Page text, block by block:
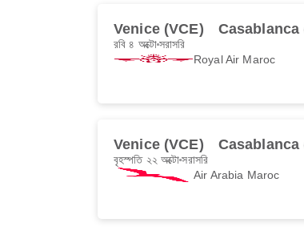
Venice (VCE) Casablanca
রবি ৪ অক্টোসরাসরি
Royal Air Maroc
Venice (VCE) Casablanca
বৃহস্পতি ২২ অক্টোসরাসরি
Air Arabia Maroc